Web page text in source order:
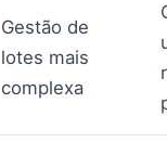
Gestão de
lotes mais
complexa